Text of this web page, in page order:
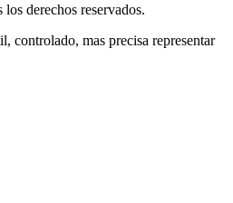
los derechos reservados.
controlado, mas precisa representar